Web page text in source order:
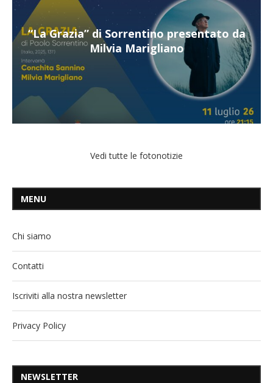
presentato da
“Il respiro del mare”,
Vedi tutte le fotonotizie
MENU
Chi siamo
Contatti
Iscriviti alla nostra newsletter
Privacy Policy
NEWSLETTER